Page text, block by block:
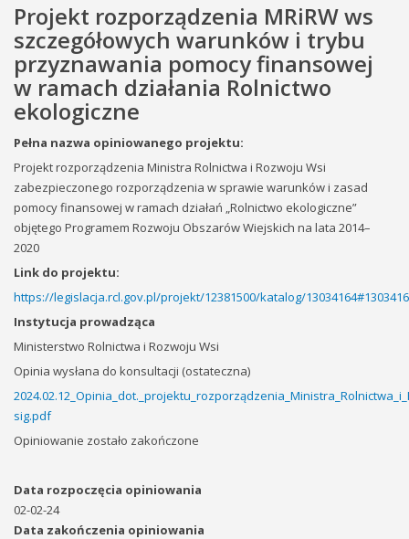
Projekt rozporządzenia MRiRW ws
szczegółowych warunków i trybu
przyznawania pomocy finansowej
w ramach działania Rolnictwo
ekologiczne
Pełna nazwa opiniowanego projektu:
Projekt rozporządzenia Ministra Rolnictwa i Rozwoju Wsi
zabezpieczonego rozporządzenia w sprawie warunków i zasad
pomocy finansowej w ramach działań „Rolnictwo ekologiczne”
objętego Programem Rozwoju Obszarów Wiejskich na lata 2014–
2020
Link do projektu:
https://legislacja.rcl.gov.pl/projekt/12381500/katalog/
Instytucja prowadząca
Ministerstwo Rolnictwa i Rozwoju Wsi
Opinia wysłana do konsultacji (ostateczna)
sig.pdf
Opiniowanie zostało zakończone
Data rozpoczęcia opiniowania
02-02-24
Data zakończenia opiniowania